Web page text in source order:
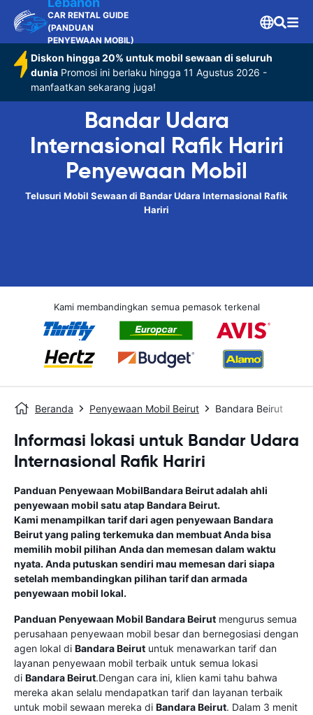
CAR RENTAL GUIDE
(PANDUAN
PENYEWAAN MOBIL)
Diskon hingga 20% untuk mobil sewaan di seluruh
dunia Promosi ini berlaku hingga 11 Agustus 2026 -
manfaatkan sekarang juga!
Bandar Udara
Internasional Rafik Hariri
Penyewaan Mobil
Telusuri Mobil Sewaan di Bandar Udara Internasional Rafik
Hariri
Kami membandingkan semua pemasok terkenal
Beranda Penyewaan Mobil Beirut Bandara Beirut
Informasi lokasi untuk Bandar Udara
Internasional Rafik Hariri
Panduan Penyewaan MobilBandara Beirutadalah ahli
penyewaan mobil satu atapBandara Beirut.
Kami menampilkan tarif dari agen penyewaan Bandara
Beirutyang paling terkemuka dan membuat Anda bisa
memilih mobil pilihan Anda dan memesan dalam waktu
nyata. Anda putuskan sendiri mau memesan dari siapa
setelah membandingkan pilihan tarif dan armada
penyewaan mobil lokal.
Panduan Penyewaan Mobil Bandara Beirut mengurus semua
perusahaan penyewaan mobil besar dan bernegosiasi dengan
agen lokal di Bandara Beirut untuk menawarkan tarif dan
layanan penyewaan mobil terbaik untuk semua lokasi
di Bandara Beirut.Dengan cara ini, klien kami tahu bahwa
mereka akan selalu mendapatkan tarif dan layanan terbaik
untuk mobil sewaan mereka di Bandara Beirut. Dalam 3 menit